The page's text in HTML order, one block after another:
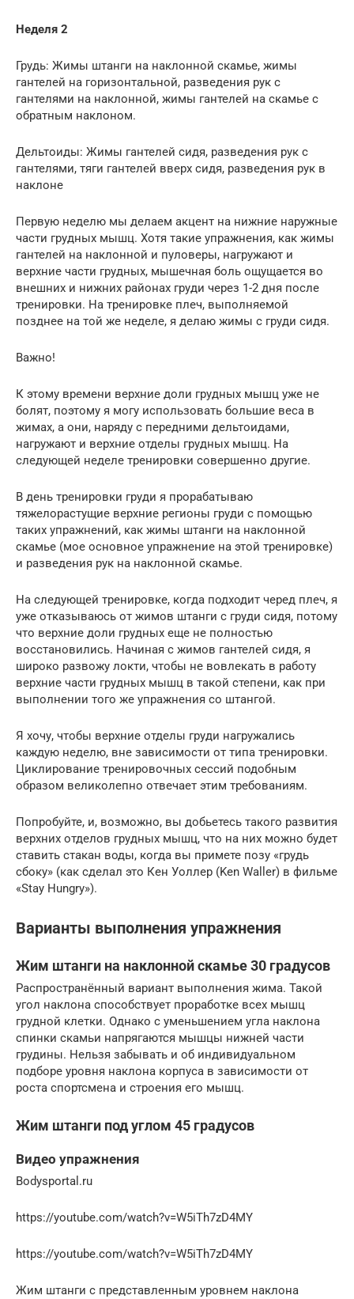
Неделя 2
Грудь: Жимы штанги на наклонной скамье, жимы
гантелей на горизонтальной, разведения рук с
гантелями на наклонной, жимы гантелей на скамье с
обратным наклоном.
Дельтоиды: Жимы гантелей сидя, разведения рук с
гантелями, тяги гантелей вверх сидя, разведения рук в
наклоне
Первую неделю мы делаем акцент на нижние наружные
части грудных мышц. Хотя такие упражнения, как жимы
гантелей на наклонной и пуловеры, нагружают и
верхние части грудных, мышечная боль ощущается во
внешних и нижних районах груди через 1-2 дня после
тренировки. На тренировке плеч, выполняемой
позднее на той же неделе, я делаю жимы с груди сидя.
Важно!
К этому времени верхние доли грудных мышц уже не
болят, поэтому я могу использовать большие веса в
жимах, а они, наряду с передними дельтоидами,
нагружают и верхние отделы грудных мышц. На
следующей неделе тренировки совершенно другие.
В день тренировки груди я прорабатываю
тяжелорастущие верхние регионы груди с помощью
таких упражнений, как жимы штанги на наклонной
скамье (мое основное упражнение на этой тренировке)
и разведения рук на наклонной скамье.
На следующей тренировке, когда подходит черед плеч, я
уже отказываюсь от жимов штанги с груди сидя, потому
что верхние доли грудных еще не полностью
восстановились. Начиная с жимов гантелей сидя, я
широко развожу локти, чтобы не вовлекать в работу
верхние части грудных мышц в такой степени, как при
выполнении того же упражнения со штангой.
Я хочу, чтобы верхние отделы груди нагружались
каждую неделю, вне зависимости от типа тренировки.
Циклирование тренировочных сессий подобным
образом великолепно отвечает этим требованиям.
Попробуйте, и, возможно, вы добьетесь такого развития
верхних отделов грудных мышц, что на них можно будет
ставить стакан воды, когда вы примете позу «грудь
сбоку» (как сделал это Кен Уоллер (Ken Waller) в фильме
«Stay Hungry»).
Варианты выполнения упражнения
Жим штанги на наклонной скамье 30 градусов
Распространённый вариант выполнения жима. Такой
угол наклона способствует проработке всех мышц
грудной клетки. Однако с уменьшением угла наклона
спинки скамьи напрягаются мышцы нижней части
грудины. Нельзя забывать и об индивидуальном
подборе уровня наклона корпуса в зависимости от
роста спортсмена и строения его мышц.
Жим штанги под углом 45 градусов
Видео упражнения
Bodysportal.ru
https://youtube.com/watch?v=W5iTh7zD4MY
https://youtube.com/watch?v=W5iTh7zD4MY
Жим штанги с представленным уровнем наклона